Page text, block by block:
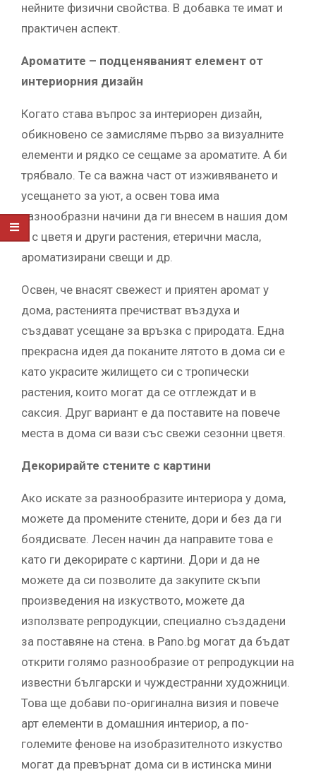
нейните физични свойства. В добавка те имат и
практичен аспект.
Ароматите – подценяваният елемент от
интериорния дизайн
Когато става въпрос за интериорен дизайн,
обикновено се замисляме първо за визуалните
елементи и рядко се сещаме за ароматите. А би
трябвало. Те са важна част от изживяването и
усещането за уют, а освен това има
разнообразни начини да ги внесем в нашия дом
– с цветя и други растения, етерични масла,
ароматизирани свещи и др.
Освен, че внасят свежест и приятен аромат у
дома, растенията пречистват въздуха и
създават усещане за връзка с природата. Една
прекрасна идея да поканите лятото в дома си е
като украсите жилището си с тропически
растения, които могат да се отглеждат и в
саксия. Друг вариант е да поставите на повече
места в дома си вази със свежи сезонни цветя.
Декорирайте стените с картини
Ако искате за разнообразите интериора у дома,
можете да промените стените, дори и без да ги
боядисвате. Лесен начин да направите това е
като ги декорирате с картини. Дори и да не
можете да си позволите да закупите скъпи
произведения на изкуството, можете да
използвате репродукции, специално създадени
за поставяне на стена. в Pano.bg могат да бъдат
открити голямо разнообразие от репродукции на
известни български и чуждестранни художници.
Това ще добави по-оригинална визия и повече
арт елементи в домашния интериор, а по-
големите фенове на изобразителното изкуство
могат да превърнат дома си в истинска мини